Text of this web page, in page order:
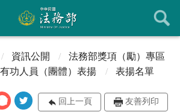
資訊公開
法務部獎項（勵）專區
功人員（團體）表揚
表揚名單
回上一頁 友善列印